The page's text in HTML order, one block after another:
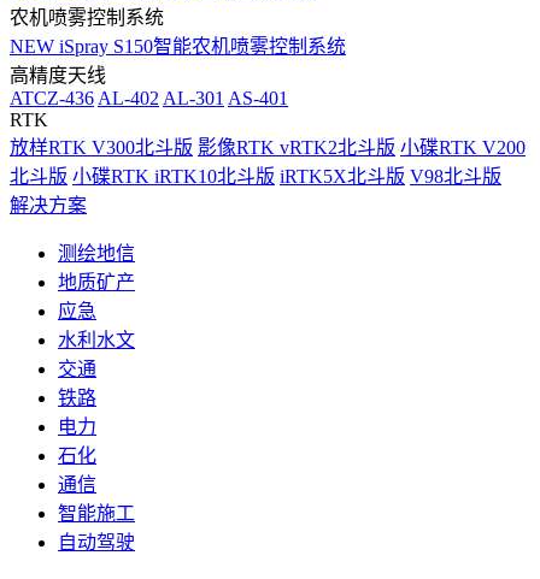
农机喷雾控制系统
NEW iSpray S150智能农机喷雾控制系统
高精度天线
ATCZ-436 AL-402 AL-301 AS-401
RTK
放样RTK V300北斗版 影像RTK vRTK2北斗版 小碟RTK V200
北斗版 小碟RTK iRTK10北斗版 iRTK5X北斗版 V98北斗版
解决方案
测绘地信
地质矿产
应急
水利水文
交通
铁路
电力
石化
通信
智能施工
自动驾驶